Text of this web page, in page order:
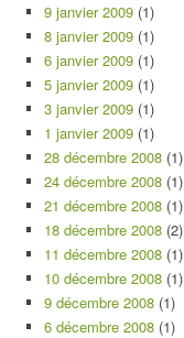
9 janvier 2009 (1)
8 janvier 2009 (1)
6 janvier 2009 (1)
5 janvier 2009 (1)
3 janvier 2009 (1)
1 janvier 2009 (1)
28 décembre 2008 (1)
24 décembre 2008 (1)
21 décembre 2008 (1)
18 décembre 2008 (2)
11 décembre 2008 (1)
10 décembre 2008 (1)
9 décembre 2008 (1)
6 décembre 2008 (1)